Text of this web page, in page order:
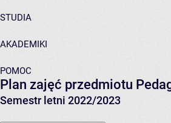
STUDIA
AKADEMIKI
POMOC
Plan zajęć przedmiotu
Semestr letni 2022/2023